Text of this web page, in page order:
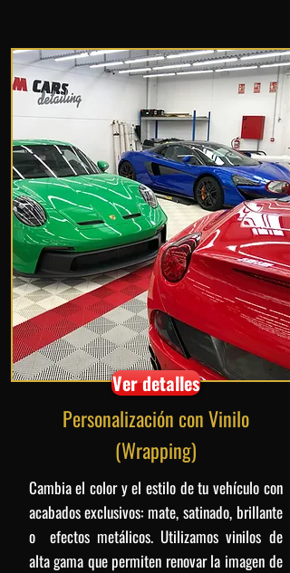
Ver detalles
Personalización con Vinilo
(Wrapping)
Cambia el color y el estilo de tu vehículo con
acabados exclusivos: mate, satinado, brillante
o efectos metálicos. Utilizamos vinilos de
alta gama que permiten renovar la imagen de